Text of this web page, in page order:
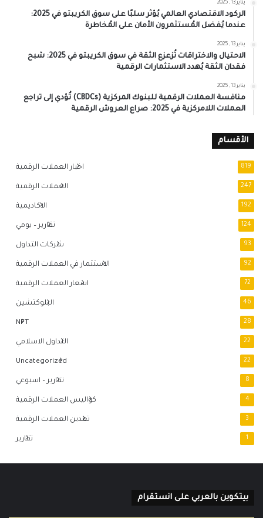
يناير 13, 2025
الركود الاقتصادي العالمي يُؤثر سلبًا على سوق الكريبتو في 2025:
عندما يُفضل المُستثمرون الأمان على المُخاطرة
يناير 13, 2025
الاحتيال والاختراقات تُزعزع الثقة في سوق الكريبتو في 2025: شبح
فقدان الثقة يُهدد الاستثمارات الرقمية
يناير 13, 2025
منافسة العملات الرقمية للبنوك المركزية (CBDCs) تُؤدي إلى تراجع
العملات اللامركزية في 2025: صراع العروش الرقمية
الأقسام
اخبار العملات الرقمية 819
العملات الرقمية 247
الاكاديمية 192
تقارير – يومي 124
شركات التداول 93
الاستثمار في العملات الرقمية 92
اسعار العملات الرقمية 72
البلوكتشين 46
NFT 28
التداول الاسلامي 22
Uncategorized 22
تقارير – اسبوعي 8
كواليس العملات الرقمية 4
تعدين العملات الرقمية 3
تقارير 1
بيتكوين بالعربي على انستقرام